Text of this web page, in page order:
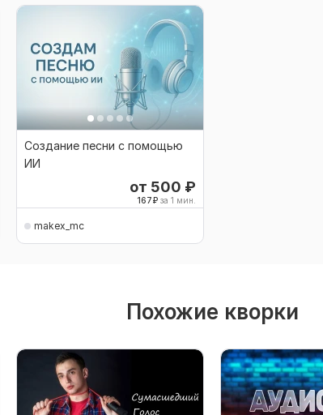
Создание песни с помощью
ИИ
от 500 ₽
167₽ за 1 мин.
makex_mc
Похожие кворки